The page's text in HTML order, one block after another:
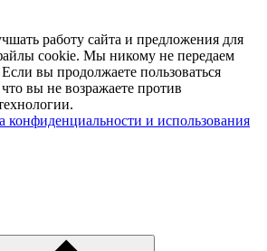
работу сайта и предложения для
cookie. Мы никому не передаем
вы продолжаете пользоваться
что вы не возражаете против
конфиденциальности и использования